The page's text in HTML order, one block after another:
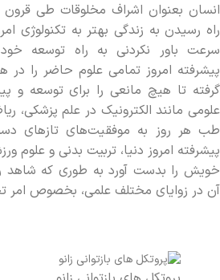
انسان بعنوان اشراف مخلوقات طی
راه رسیدن به زندگی بهتر به تکنولوژی
سرعت باور نکردنی به راه توسعه
پیشرفته امروز تمامی علوم حاضر را
گرفته تا هیچ مانعی را برای توسعه و
علومی مانند الکترونیک در علم پزشکی،
طب هر روز به موفقیت‌­های تازه­ای
پیشرفته امروز دنیا، تربیت بدنی و علوم
خویش را بدست آورد به طوری­ که شاهد
آن در زوایای مختلف علمی، بخصوص